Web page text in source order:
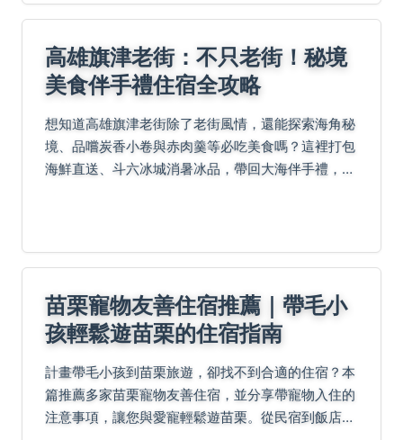
高雄旗津老街：不只老街！秘境
美食伴手禮住宿全攻略
想知道高雄旗津老街除了老街風情，還能探索海角秘
境、品嚐炭香小卷與赤肉羹等必吃美食嗎？這裡打包
海鮮直送、斗六冰城消暑冰品，帶回大海伴手禮，夜
苗栗寵物友善住宿推薦｜帶毛小
孩輕鬆遊苗栗的住宿指南
計畫帶毛小孩到苗栗旅遊，卻找不到合適的住宿？本
篇推薦多家苗栗寵物友善住宿，並分享帶寵物入住的
注意事項，讓您與愛寵輕鬆遊苗栗。從民宿到飯店，